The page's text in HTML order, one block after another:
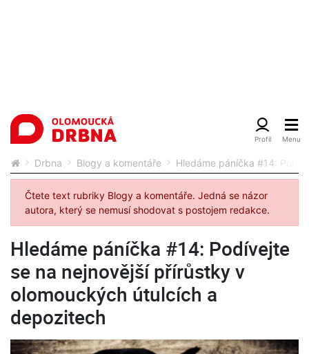
Drbna Blogy a komentáře Hledáme páníčka #14:
Čtete text rubriky Blogy a komentáře. Jedná se názor
autora, který se nemusí shodovat s postojem redakce.
Hledáme páníčka #14: Podívejte
se na nejnovější přírůstky v
olomouckých útulcích a
depozitech